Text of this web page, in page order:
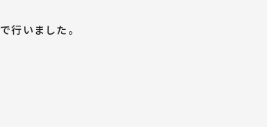
で行いました。